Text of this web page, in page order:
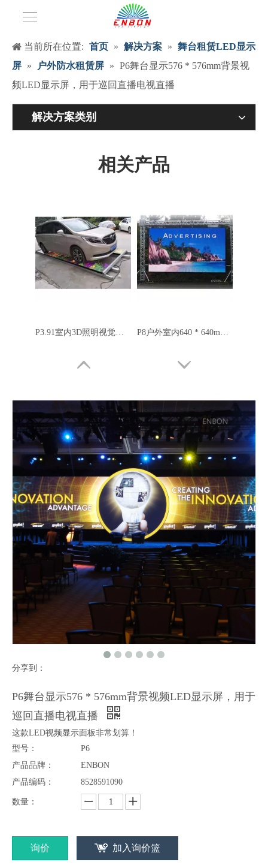
当前所在位置: 首页 » 解决方案 » 舞台租赁LED显示
屏 » 户外防水租赁屏 » P6舞台显示576 * 576mm背景视
频LED显示屏，用于巡回直播电视直播
解决方案类别
相关产品
P3.91室内3D照明视觉高清LED视频舞池婚礼活动迪斯科DJ夜总会 P8户外室内640 * 640mm大型广告LED显示屏用于活动
P5户外高亮度640x640mm SMD2727租赁LED视频墙
P5 960x960mm高亮度高分辨率租赁舞台LED显示屏适用于户外活动
分享到：
P6舞台显示576 * 576mm背景视频LED显示屏，用于
巡回直播电视直播
这款LED视频显示面板非常划算！
型号：
P6
产品品牌：
ENBON
产品编码：
8528591090
数量：
询价 加入询价篮